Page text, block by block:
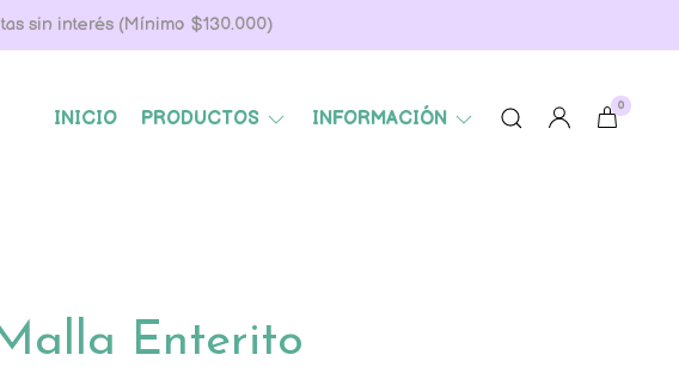
sin interés (Mínimo $130.000)
INICIO PRODUCTOS INFORMACIÓN
0
Enterito